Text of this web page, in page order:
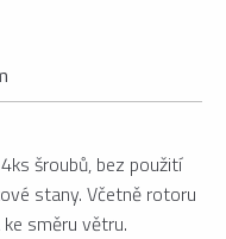
šroubů, bez použití
stany. Včetně rotoru
směru větru.